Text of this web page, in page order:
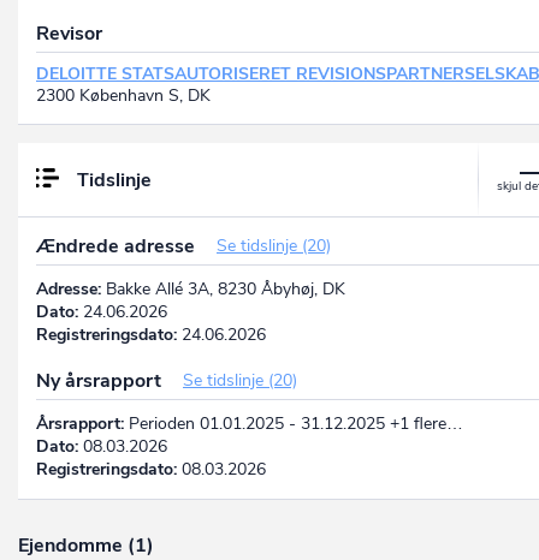
Revisor
DELOITTE STATSAUTORISERET REVISIONSPARTNERSELSKAB
2300 København S, DK
Tidslinje
Ændrede adresse
Se tidslinje (20)
Adresse: Bakke Allé 3A, 8230 Åbyhøj, DK
Dato: 24.06.2026
Registreringsdato: 24.06.2026
Ny årsrapport
Se tidslinje (20)
Årsrapport: Perioden 01.01.2025 - 31.12.2025 +1 flere…
Dato: 08.03.2026
Registreringsdato: 08.03.2026
Ejendomme (1)